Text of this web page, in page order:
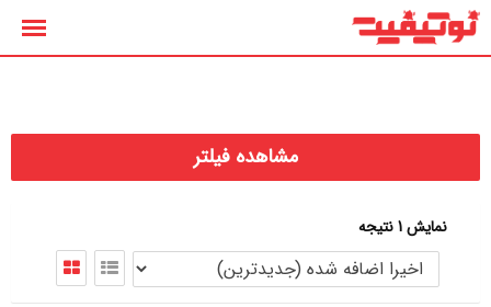
پرش
مشاهده فیلتر
نمایش 1 نتیجه